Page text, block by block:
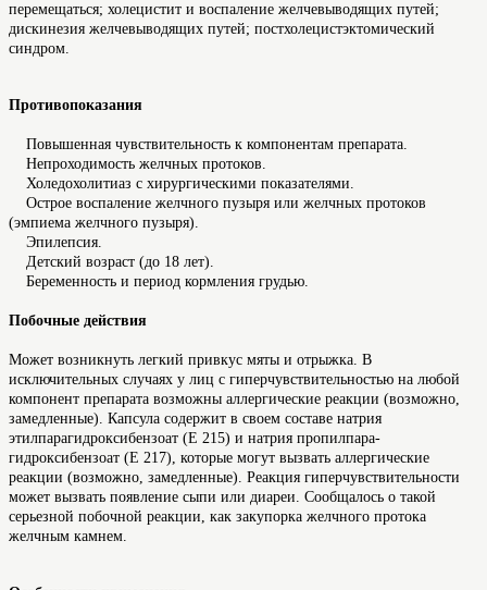
перемещаться; холецистит и воспаление желчевыводящих путей;
дискинезия желчевыводящих путей; постхолецистэктомический
синдром.
Противопоказания
Повышенная чувствительность к компонентам препарата.
Непроходимость желчных протоков.
Холедохолитиаз с хирургическими показателями.
Острое воспаление желчного пузыря или желчных протоков
(эмпиема желчного пузыря).
Эпилепсия.
Детский возраст (до 18 лет).
Беременность и период кормления грудью.
Побочные действия
Может возникнуть легкий привкус мяты и отрыжка. В
исключительных случаях у лиц с гиперчувствительностью на любой
компонент препарата возможны аллергические реакции (возможно,
замедленные). Капсула содержит в своем составе натрия
этилпарагидроксибензоат (E 215) и натрия пропилпара-
гидроксибензоат (E 217), которые могут вызвать аллергические
реакции (возможно, замедленные). Реакция гиперчувствительности
может вызвать появление сыпи или диареи. Сообщалось о такой
серьезной побочной реакции, как закупорка желчного протока
желчным камнем.